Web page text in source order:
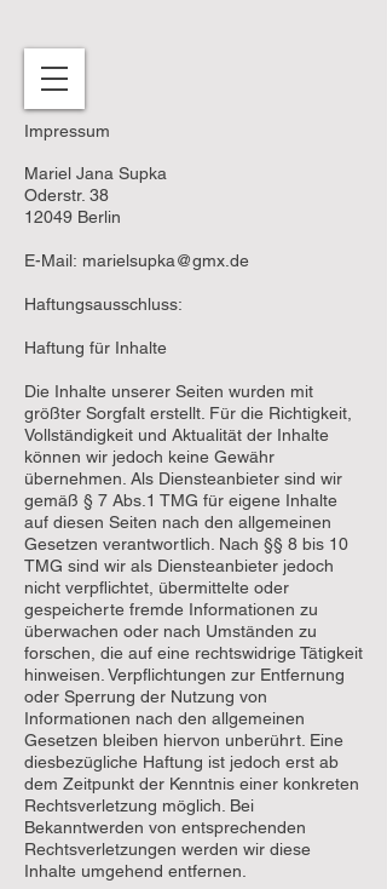
Impressum
Mariel Jana Supka
Oderstr. 38
12049 Berlin
E-Mail: marielsupka@gmx.de
Haftungsausschluss:
Haftung für Inhalte
Die Inhalte unserer Seiten wurden mit
größter Sorgfalt erstellt. Für die Richtigkeit,
Vollständigkeit und Aktualität der Inhalte
können wir jedoch keine Gewähr
übernehmen. Als Diensteanbieter sind wir
gemäß § 7 Abs.1 TMG für eigene Inhalte
auf diesen Seiten nach den allgemeinen
Gesetzen verantwortlich. Nach §§ 8 bis 10
TMG sind wir als Diensteanbieter jedoch
nicht verpflichtet, übermittelte oder
gespeicherte fremde Informationen zu
überwachen oder nach Umständen zu
forschen, die auf eine rechtswidrige Tätigkeit
hinweisen. Verpflichtungen zur Entfernung
oder Sperrung der Nutzung von
Informationen nach den allgemeinen
Gesetzen bleiben hiervon unberührt. Eine
diesbezügliche Haftung ist jedoch erst ab
dem Zeitpunkt der Kenntnis einer konkreten
Rechtsverletzung möglich. Bei
Bekanntwerden von entsprechenden
Rechtsverletzungen werden wir diese
Inhalte umgehend entfernen.